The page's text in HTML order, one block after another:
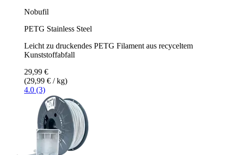
Nobufil
PETG Stainless Steel
Leicht zu druckendes PETG Filament aus recyceltem
Kunststoffabfall
29,99 €
(29,99 € / kg)
4.0 (3)